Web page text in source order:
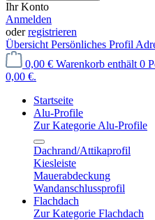
Ihr Konto
Anmelden
oderregistrieren
Übersicht Persönliches Profil
0,00 € Warenkorb enthält 0
0,00 €.
Startseite
Alu-Profile
Zur Kategorie Alu-Profile
Dachrand/Attikaprofil
Kiesleiste
Mauerabdeckung
Wandanschlussprofil
Flachdach
Zur Kategorie Flachdach